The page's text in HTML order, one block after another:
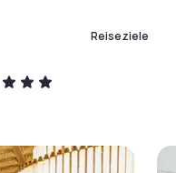
Reiseziele